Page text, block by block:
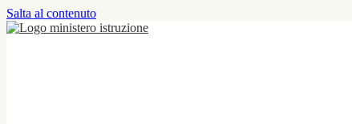
Salta al contenuto